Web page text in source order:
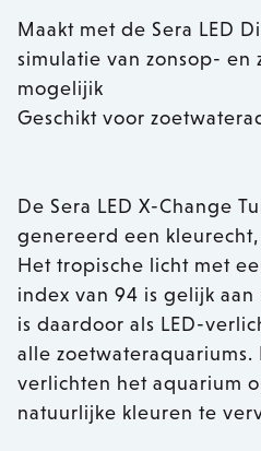
Maakt met de Sera LED
simulatie van zonsop- en
mogelijik
Geschikt voor
De Sera LED X-Change
genereerd een
Het tropische licht met
index van 94 is gelijk
is daardoor als LED-
alle zoetwateraquariums.
verlichten het aquarium
natuurlijke kleuren te